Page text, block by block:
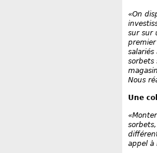
«On
sur sur
sorbets
Nous
Une
appel à